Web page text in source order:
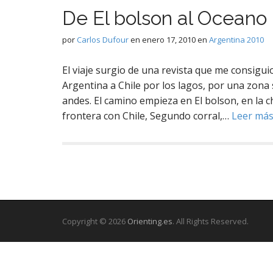
De El bolson al
por Carlos Dufouren enero 17, 2010en Argentina 2010
El viaje surgio de una revista que me
Argentina a Chile por los lagos, por una
andes. El camino empieza en El bolson, en la
frontera con Chile, Segundo corral,… Leer
Copyright © 2026 Orienting.es. All Rights Reserved.